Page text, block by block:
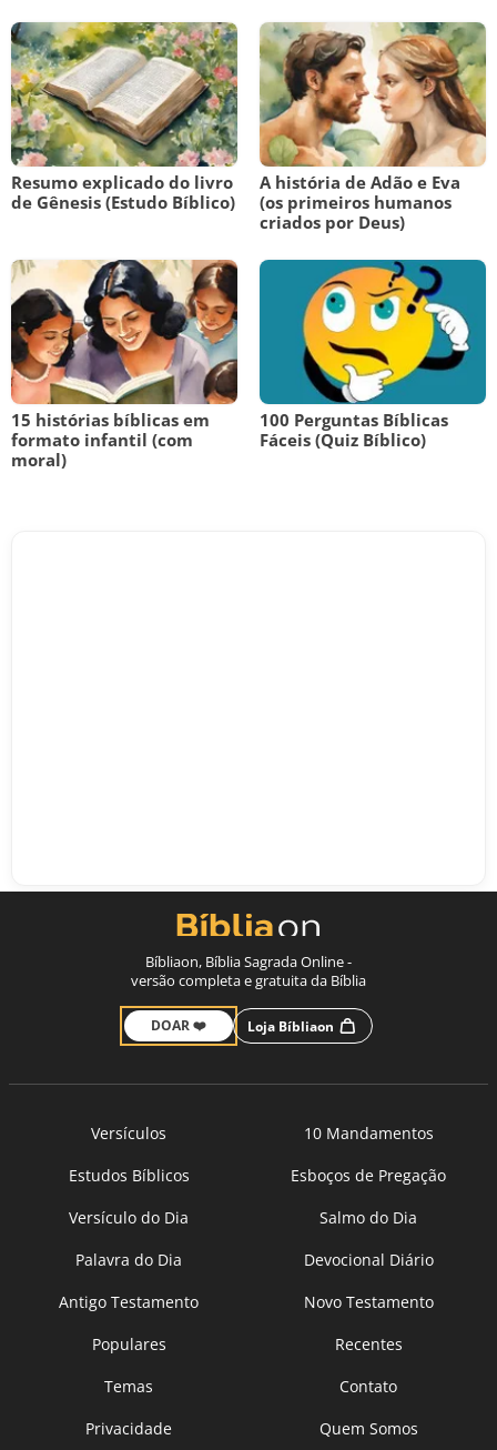
Resumo explicado do livro
de Gênesis (Estudo Bíblico)
A história de Adão e Eva
(os primeiros humanos
criados por Deus)
15 histórias bíblicas em
formato infantil (com
moral)
100 Perguntas Bíblicas
Fáceis (Quiz Bíblico)
Bíbliaon, Bíblia Sagrada Online -
versão completa e gratuita da Bíblia
DOAR ❤️ Loja Bíbliaon
Versículos
10 Mandamentos
Estudos Bíblicos
Esboços de Pregação
Versículo do Dia
Salmo do Dia
Palavra do Dia
Devocional Diário
Antigo Testamento
Novo Testamento
Populares
Recentes
Temas
Contato
Privacidade
Quem Somos